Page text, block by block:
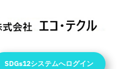
SDGs12システムへログイン